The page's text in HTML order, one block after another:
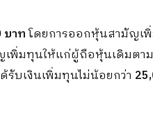
บาทโดยการออกหุ้นสามัญเ
เพิ่มทุนให้แก่ผู้ถือหุ้นเดิมตาม
บเงินเพิ่มทุนไม่น้อยกว่า